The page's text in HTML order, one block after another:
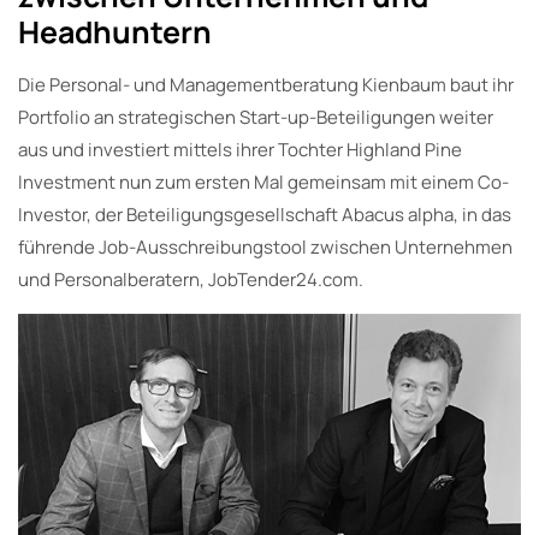
Headhuntern
Die Personal- und Managementberatung Kienbaum baut ihr
Portfolio an strategischen Start-up-Beteiligungen weiter
aus und investiert mittels ihrer Tochter Highland Pine
Investment nun zum ersten Mal gemeinsam mit einem Co-
Investor, der Beteiligungsgesellschaft Abacus alpha, in das
führende Job-Ausschreibungstool zwischen Unternehmen
und Personalberatern, JobTender24.com.